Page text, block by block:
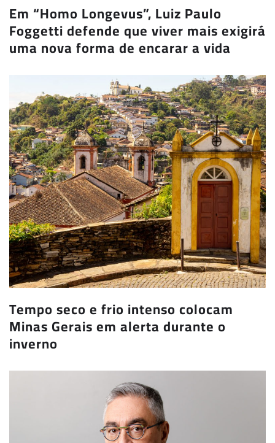
Em “Homo Longevus”, Luiz Paulo
Foggetti defende que viver mais exigirá
uma nova forma de encarar a vida
Tempo seco e frio intenso colocam
Minas Gerais em alerta durante o
inverno